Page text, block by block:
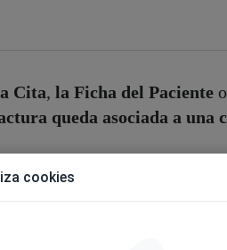
Cita, la Ficha del Paciente o
queda asociada a una
(la forma más
cookies